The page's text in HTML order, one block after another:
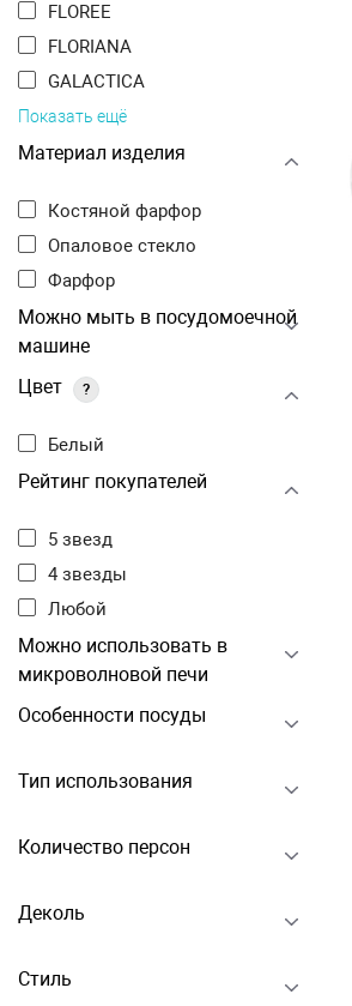
FLOREE
FLORIANA
GALACTICA
Показать ещё
Материал изделия
Костяной фарфор
Опаловое стекло
Фарфор
Можно мыть в посудомоечной
машине
Цвет
?
Белый
Рейтинг покупателей
5 звезд
4 звезды
Любой
Можно использовать в
микроволновой печи
Особенности посуды
Тип использования
Количество персон
Деколь
Стиль